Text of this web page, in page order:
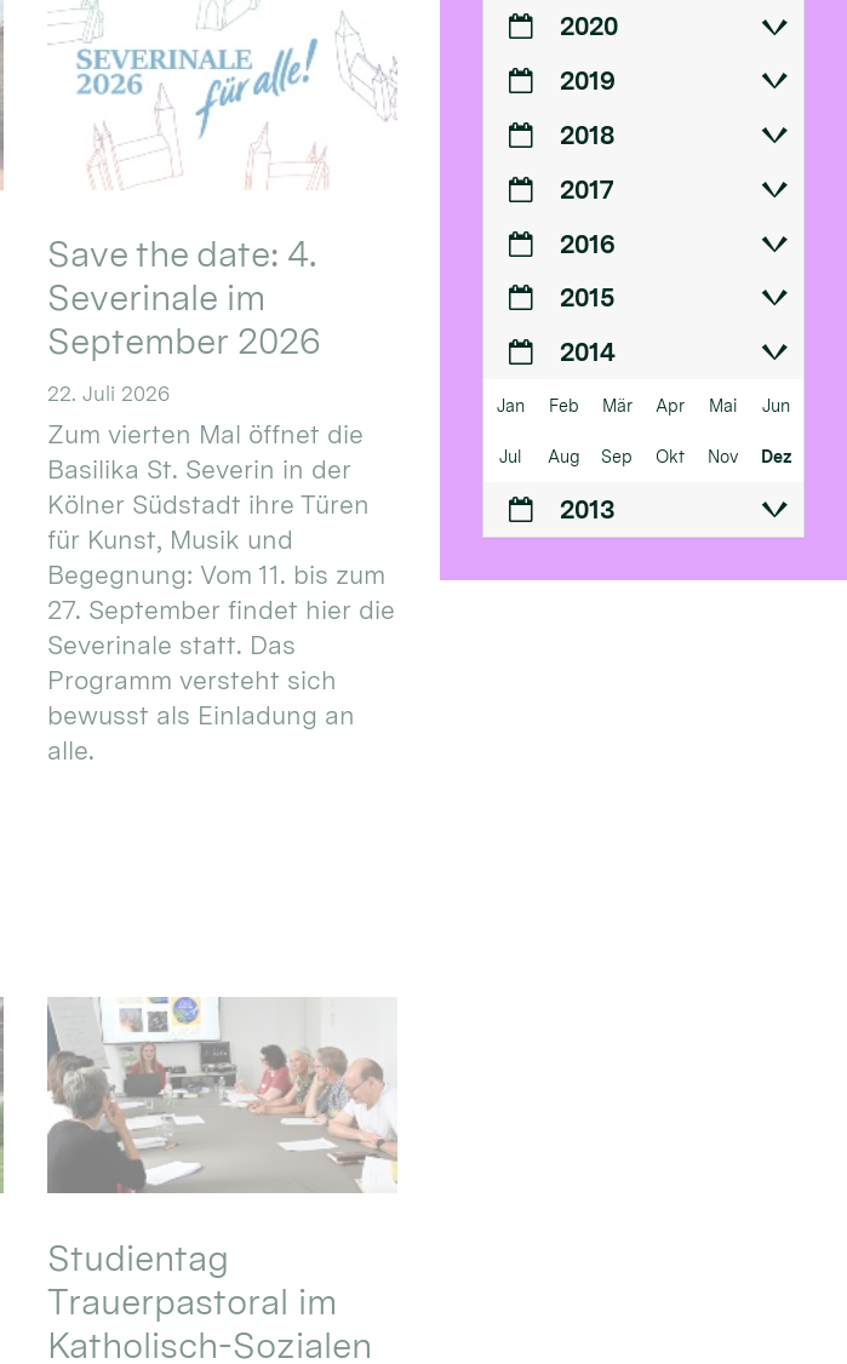
Save the date: 4.
Severinale im
September 2026
22. Juli 2026
Zum vierten Mal öffnet die
Basilika St. Severin in der
Kölner Südstadt ihre Türen
für Kunst, Musik und
Begegnung: Vom 11. bis zum
27. September findet hier die
Severinale statt. Das
Programm versteht sich
bewusst als Einladung an
alle.
Studientag
Trauerpastoral im
Katholisch-Sozialen
2020
2019
2018
2017
2016
2015
2014
Jan Feb Mär Apr Mai Jun
Jul Aug Sep Okt Nov Dez
2013